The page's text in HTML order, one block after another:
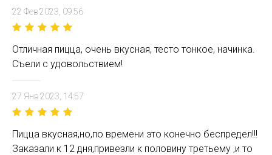
22 Фев 2023, 09:56
Отличная пицца, очень вкусная, тесто тонкое, начинка.
Съели с удовольствием!
27 Янв 2023, 14:57
Пицца вкусная,но,по времени это конечно беспредел!!!
Заказали к 12 дня,привезли к половину третьему ,и то